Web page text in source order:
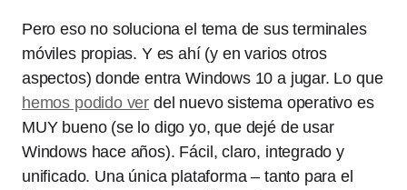
Pero eso no soluciona el tema de sus terminales
móviles propias. Y es ahí (y en varios otros
aspectos) donde entra Windows 10 a jugar. Lo que
hemos podido ver del nuevo sistema operativo es
MUY bueno (se lo digo yo, que dejé de usar
Windows hace años). Fácil, claro, integrado y
unificado. Una única plataforma – tanto para el